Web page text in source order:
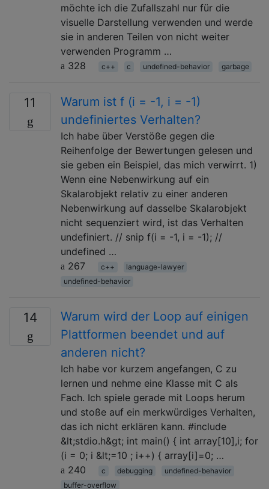
möchte ich die Zufallszahl nur für die
visuelle Darstellung verwenden und werde
sie in anderen Teilen von nicht weiter
verwenden Programm …
328
c++ c undefined-behavior garbage
11
Warum ist f (i = -1, i = -1)
undefiniertes Verhalten?
Ich habe über Verstöße gegen die
Reihenfolge der Bewertungen gelesen und
sie geben ein Beispiel, das mich verwirrt. 1)
Wenn eine Nebenwirkung auf ein
Skalarobjekt relativ zu einer anderen
Nebenwirkung auf dasselbe Skalarobjekt
nicht sequenziert wird, ist das Verhalten
undefiniert. // snip f(i = -1, i = -1); //
undefined …
267
c++
language-lawyer
undefined-behavior
14
Warum wird der Loop auf einigen
Plattformen beendet und auf
anderen nicht?
Ich habe vor kurzem angefangen, C zu
lernen und nehme eine Klasse mit C als
Fach. Ich spiele gerade mit Loops herum
und stoße auf ein merkwürdiges Verhalten,
das ich nicht erklären kann. #include
&lt;stdio.h&gt; int main() { int array[10],i; for
(i = 0; i &lt;=10 ; i++) { array[i]=0; …
240
c debugging
undefined-behavior
buffer-overflow